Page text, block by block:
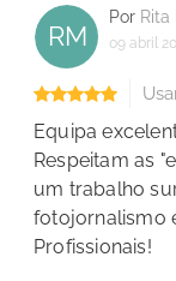
RM
Por Rita
09 abril
Equipa
Respeitam as
um trabalho
fotojornalismo
Profissionais!